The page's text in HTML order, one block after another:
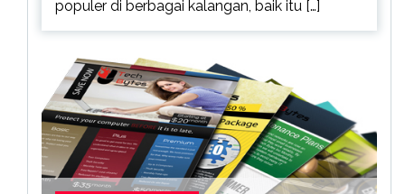
populer di berbagai kalangan, baik itu […]